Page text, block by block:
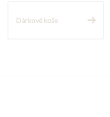
Dárkové koše